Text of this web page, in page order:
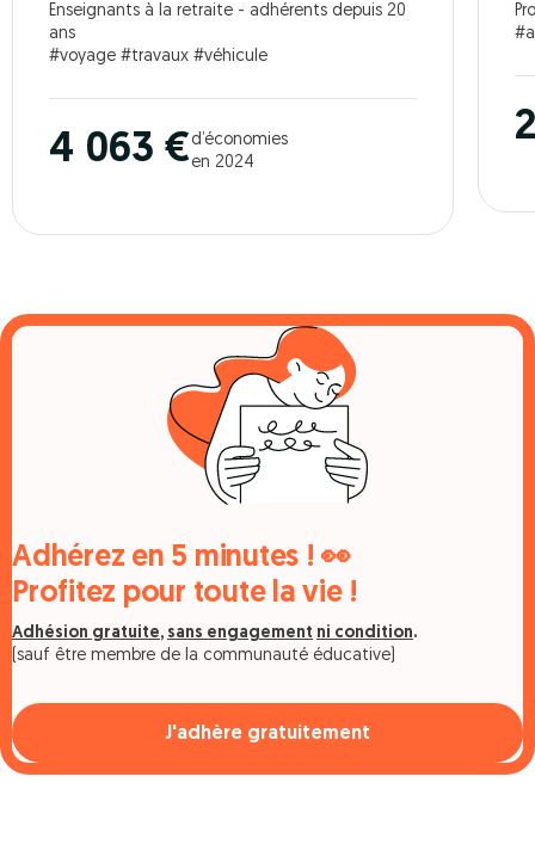
Enseignants à la retraite - adhérents depuis 20
ans
#voyage #travaux #véhicule
4 063 €d’économies
en 2024
Adhérez en 5 minutes ! 👀
Profitez pour toute la vie !
Adhésion gratuite, sans engagement ni condition.
(sauf être membre de la communauté éducative)
J'adhère gratuitement